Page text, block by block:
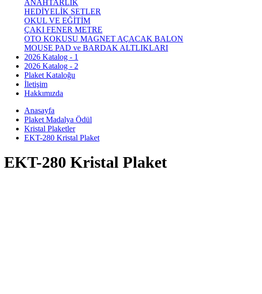
ANAHTARLIK
HEDİYELİK SETLER
OKUL VE EĞİTİM
ÇAKI FENER METRE
OTO KOKUSU MAGNET AÇACAK BALON
MOUSE PAD ve BARDAK ALTLIKLARI
2026 Katalog - 1
2026 Katalog - 2
Plaket Kataloğu
İletişim
Hakkımızda
Anasayfa
Plaket Madalya Ödül
Kristal Plaketler
EKT-280 Kristal Plaket
EKT-280 Kristal Plaket